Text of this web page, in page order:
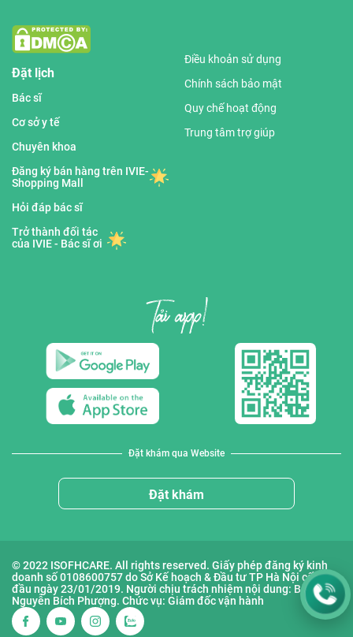
Đặt lịch
Bác sĩ
Cơ sở y tế
Chuyên khoa
Đăng ký bán hàng trên IVIE-
Shopping Mall
Hỏi đáp bác sĩ
Trở thành đối tác
của IVIE - Bác sĩ ơi
Điều khoản sử dụng
Chính sách bảo mật
Quy chế hoạt động
Trung tâm trợ giúp
Đặt khám qua Website
Đặt khám
© 2022 ISOFHCARE. All rights reserved. Giấy phép đăng ký kinh
doanh số 0108600757 do Sở Kế hoạch & Đầu tư TP Hà Nội cấp lần
đầu ngày 23/01/2019. Người chịu trách nhiệm nội dung: Bà
Nguyễn Bích Phượng. Chức vụ: Giám đốc vận hành